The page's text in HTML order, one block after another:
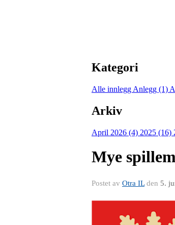
Kategori
Alle innlegg Anlegg (1)
Arkiv
April 2026 (4) 2025 (16)
Mye
Postet av Otra ILden 5.